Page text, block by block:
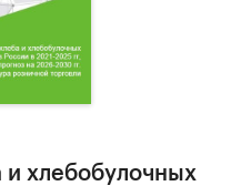
и хлебобулочных